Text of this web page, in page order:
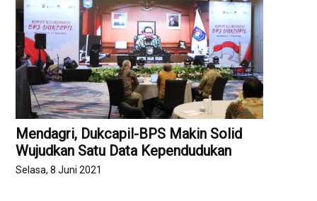
Mendagri, Dukcapil-BPS Makin Solid
Wujudkan Satu Data Kependudukan
Selasa, 8 Juni 2021